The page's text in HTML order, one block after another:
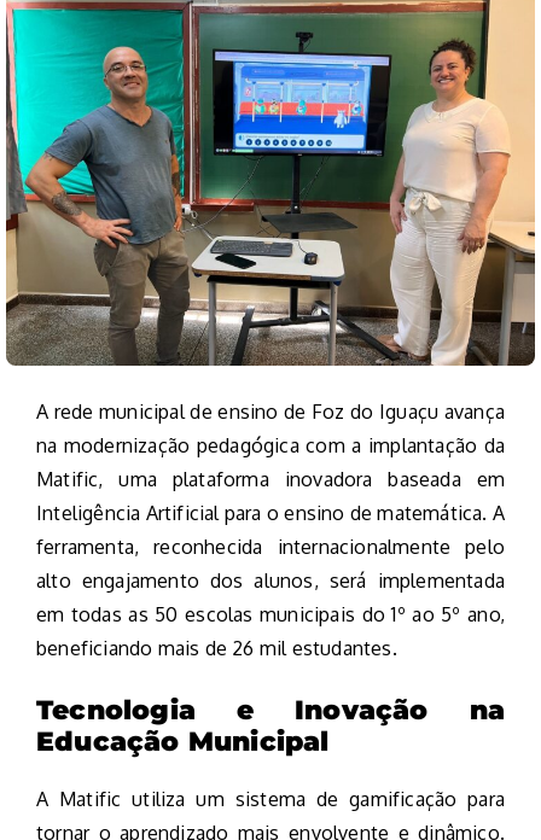
A rede municipal de ensino de Foz do Iguaçu avança
na modernização pedagógica com a implantação da
Matific, uma plataforma inovadora baseada em
Inteligência Artificial para o ensino de matemática. A
ferramenta, reconhecida internacionalmente pelo
alto engajamento dos alunos, será implementada
em todas as 50 escolas municipais do 1º ao 5º ano,
beneficiando mais de 26 mil estudantes.
Tecnologia e Inovação na
Educação Municipal
A Matific utiliza um sistema de gamificação para
tornar o aprendizado mais envolvente e dinâmico.